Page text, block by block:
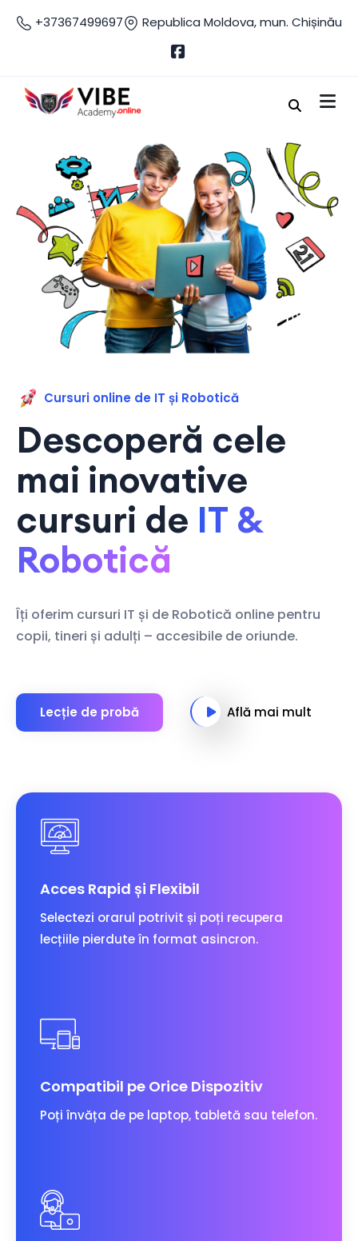
+37367499697 Republica Moldova, mun. Chișinău
Cursuri online de IT și Robotică
Descoperă cele
mai inovative
cursuri de IT &
Robotică
Îți oferim cursuri IT și de Robotică online pentru
copii, tineri și adulți – accesibile de oriunde.
Lecție de probă Află mai mult
Acces Rapid și Flexibil
Selectezi orarul potrivit și poți recupera
lecțiile pierdute în format asincron.
Compatibil pe Orice Dispozitiv
Poți învăța de pe laptop, tabletă sau telefon.